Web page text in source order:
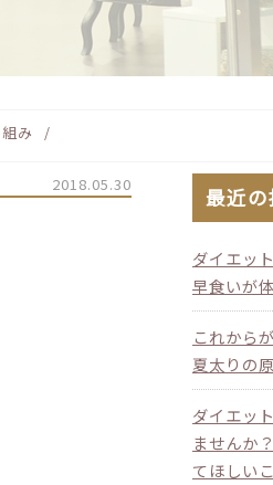
み
2018.05.30 最近
ダイエッ
早食いが
これから
夏太りの
ダイエッ
ませんか
てほしい